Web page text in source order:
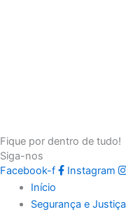
Fique por dentro de tudo!
Siga-nos
Facebook-f
Instagram
Início
Segurança e Justiça